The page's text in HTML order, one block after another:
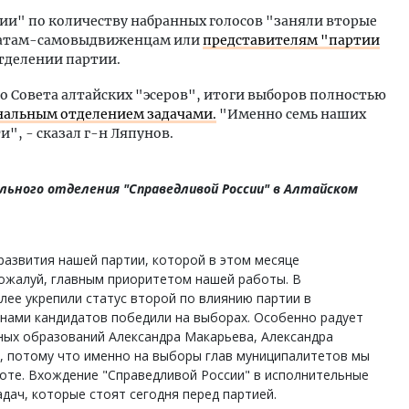
по количеству набранных голосов "заняли вторые
самовыдвиженцам илипредставителям "партии
партии.
Совета алтайских "эсеров", итоги выборов полностью
отделением задачами. "Именно семь наших
- сказал г-н Ляпунов.
отделения "Справедливой России" в Алтайском
нашей партии, которой в этом месяце
главным приоритетом нашей работы. В
укрепили статус второй по влиянию партии в
кандидатов победили на выборах. Особенно радует
образований Александра Макарьева, Александра
что именно на выборы глав муниципалитетов мы
Вхождение "Справедливой России" в исполнительные
которые стоят сегодня перед партией.